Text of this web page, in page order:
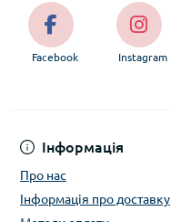
Інформація
Про нас
Інформація про доставку
Facebook Instagram